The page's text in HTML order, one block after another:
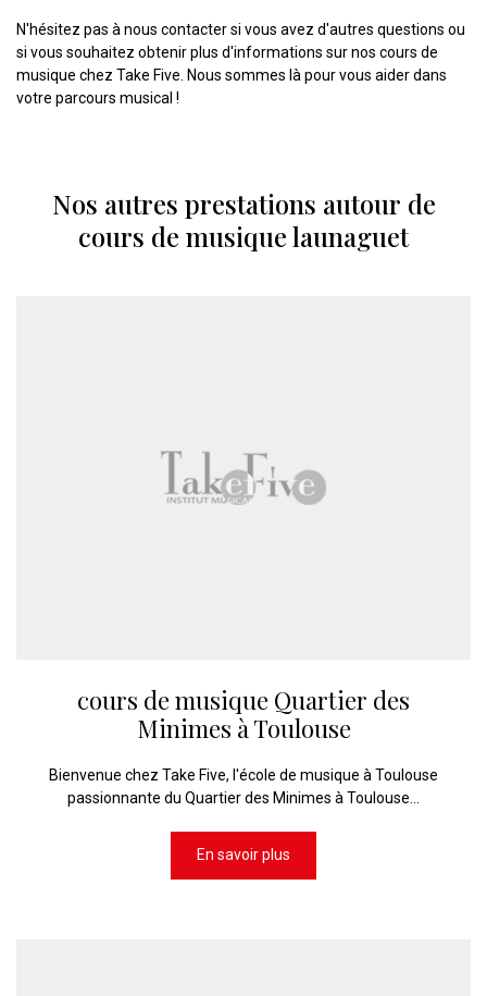
N'hésitez pas à nous contacter si vous avez d'autres questions ou
si vous souhaitez obtenir plus d'informations sur nos cours de
musique chez Take Five. Nous sommes là pour vous aider dans
votre parcours musical !
Nos autres prestations autour de
cours de musique launaguet
cours de musique Quartier des
Minimes à Toulouse
Bienvenue chez Take Five, l'école de musique à Toulouse
passionnante du Quartier des Minimes à Toulouse...
En savoir plus